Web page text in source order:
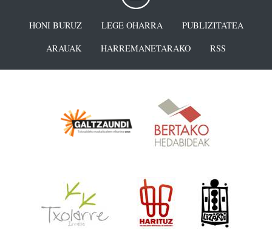
HONI BURUZ LEGE OHARRA
PUBLIZITATEA
ARAUAK
HARREMANETARAKO RSS